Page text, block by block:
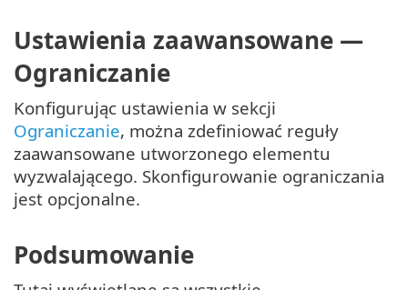
Ustawienia zaawansowane —
Ograniczanie
Konfigurując ustawienia w sekcji
Ograniczanie, można zdefiniować reguły
zaawansowane utworzonego elementu
wyzwalającego. Skonfigurowanie ograniczania
jest opcjonalne.
Podsumowanie